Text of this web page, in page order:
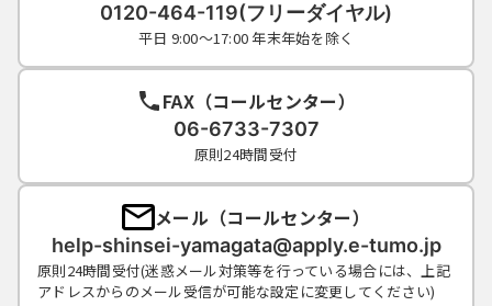
0120-464-119(フリーダイヤル)
平日 9:00～17:00 年末年始を除く
FAX（コールセンター）
06-6733-7307
原則24時間受付
メール（コールセンター）
help-shinsei-yamagata@apply.e-tumo.jp
原則24時間受付(迷惑メール対策等を行っている場合には、上記
アドレスからのメール受信が可能な設定に変更してください)